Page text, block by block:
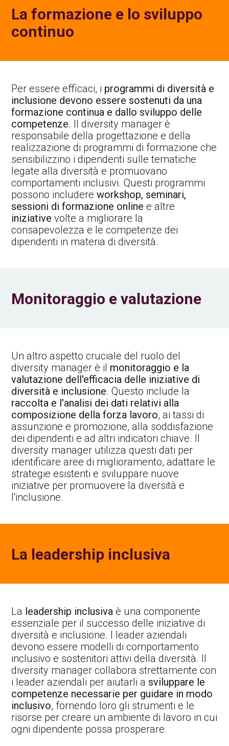
La formazione e lo sviluppo
continuo
Per essere efficaci, i programmi di diversità e
inclusione devono essere sostenuti da una
formazione continua e dallo sviluppo delle
competenze. Il diversity manager è
responsabile della progettazione e della
realizzazione di programmi di formazione che
sensibilizzino i dipendenti sulle tematiche
legate alla diversità e promuovano
comportamenti inclusivi. Questi programmi
possono includereworkshop, seminari,
sessioni di formazione online e altre
iniziative volte a migliorare la
consapevolezza e le competenze dei
dipendenti in materia di diversità.
Monitoraggio e valutazione
Un altro aspetto cruciale del ruolo del
diversity manager è il monitoraggio e la
valutazione dell'efficacia delle iniziative di
diversità e inclusione. Questo include la
raccolta e l'analisi dei dati relativi alla
composizione della forza lavoro, ai tassi di
assunzione e promozione, alla soddisfazione
dei dipendenti e ad altri indicatori chiave. Il
diversity manager utilizza questi dati per
identificare aree di miglioramento, adattare le
strategie esistenti e sviluppare nuove
iniziative per promuovere la diversità e
l'inclusione.
La leadership inclusiva
La leadership inclusiva è una componente
essenziale per il successo delle iniziative di
diversità e inclusione. I leader aziendali
devono essere modelli di comportamento
inclusivo e sostenitori attivi della diversità. Il
diversity manager collabora strettamente con
i leader aziendali per aiutarli a sviluppare le
competenze necessarie per guidare in modo
inclusivo, fornendo loro gli strumenti e le
risorse per creare un ambiente di lavoro in cui
ogni dipendente possa prosperare.